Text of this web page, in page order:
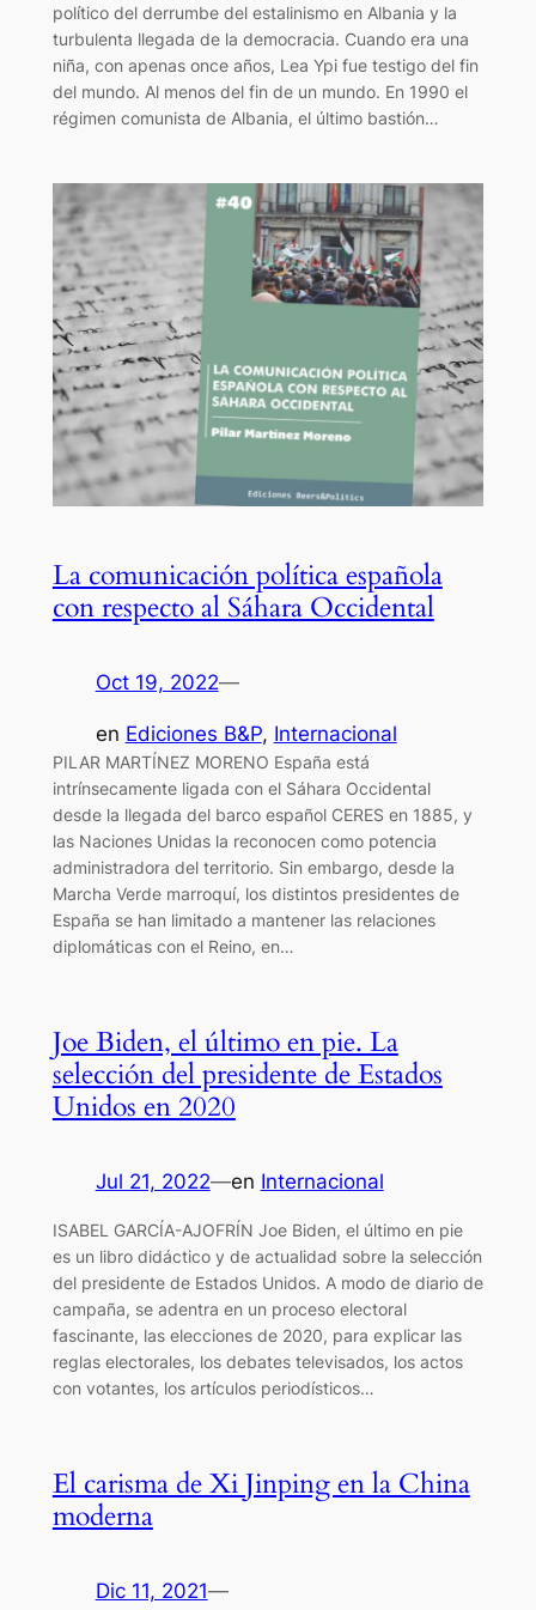
político del derrumbe del estalinismo en Albania y la
turbulenta llegada de la democracia. Cuando era una
niña, con apenas once años, Lea Ypi fue testigo del fin
del mundo. Al menos del fin de un mundo. En 1990 el
régimen comunista de Albania, el último bastión…
La comunicación política española
con respecto al Sáhara Occidental
Oct 19, 2022—
en Ediciones B&P, Internacional
PILAR MARTÍNEZ MORENO España está
intrínsecamente ligada con el Sáhara Occidental
desde la llegada del barco español CERES en 1885, y
las Naciones Unidas la reconocen como potencia
administradora del territorio. Sin embargo, desde la
Marcha Verde marroquí, los distintos presidentes de
España se han limitado a mantener las relaciones
diplomáticas con el Reino, en…
Joe Biden, el último en pie. La
selección del presidente de Estados
Unidos en 2020
Jul 21, 2022—en Internacional
ISABEL GARCÍA-AJOFRÍN Joe Biden, el último en pie
es un libro didáctico y de actualidad sobre la selección
del presidente de Estados Unidos. A modo de diario de
campaña, se adentra en un proceso electoral
fascinante, las elecciones de 2020, para explicar las
reglas electorales, los debates televisados, los actos
con votantes, los artículos periodísticos…
El carisma de Xi Jinping en la China
moderna
Dic 11, 2021—